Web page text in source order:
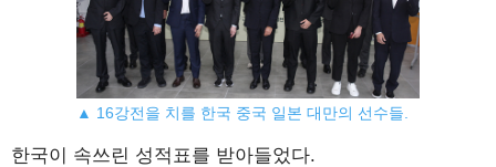
▲ 16강전을 치를 한국 중국 일본 대만의 선수들.
한국이 속쓰린 성적표를 받아들었다.